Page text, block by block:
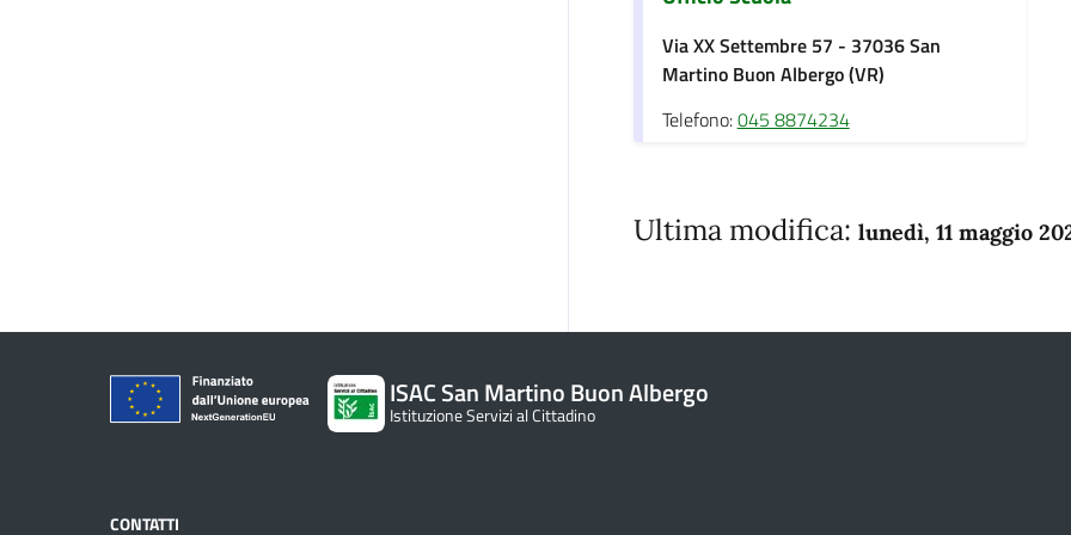
Via XX Settembre 57 - 37036 San
Martino Buon Albergo (VR)
Telefono:045 8874234
Ultima modifica: lunedì, 11 maggio
ISAC San Martino Buon Albergo
Istituzione Servizi al Cittadino
CONTATTI